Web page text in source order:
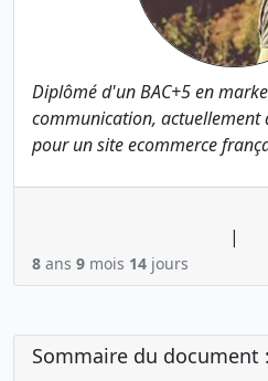
Diplômé d'un BAC+5 en
communication,
pour un site ecommerce
|
8 ans 9 mois 14 jours
Sommaire du document :